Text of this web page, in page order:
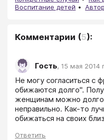
Воспитание детей
Комментарии (5):
Гость, 15 мая 2014
Не могу согласиться с
обижаются долго".
женщинам можно долго
неправильно. Как-то
обижаться на своих
Ответить